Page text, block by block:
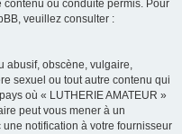
contenu ou conduite permis. Pour
veuillez consulter :
abusif, obscène, vulgaire,
sexuel ou tout autre contenu qui
où « LUTHERIE AMATEUR »
peut vous mener à un
notification à votre fournisseur